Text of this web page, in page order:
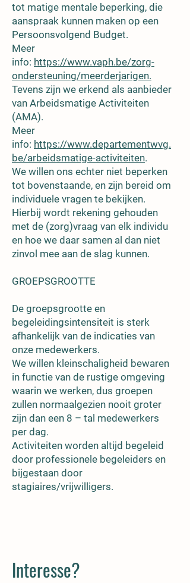
tot matige mentale beperking, die
aanspraak kunnen maken op een
Persoonsvolgend Budget.
Meer
info: https://www.vaph.be/zorg-
ondersteuning/meerderjarigen.
Tevens zijn we erkend als aanbieder
van Arbeidsmatige Activiteiten
(AMA).
Meer
info: https://www.departementwvg.
be/arbeidsmatige-activiteiten.
We willen ons echter niet beperken
tot bovenstaande, en zijn bereid om
individuele vragen te bekijken.
Hierbij wordt rekening gehouden
met de (zorg)vraag van elk individu
en hoe we daar samen al dan niet
zinvol mee aan de slag kunnen.
GROEPSGROOTTE
De groepsgrootte en
begeleidingsintensiteit is sterk
afhankelijk van de indicaties van
onze medewerkers.
We willen kleinschaligheid bewaren
in functie van de rustige omgeving
waarin we werken, dus groepen
zullen normaalgezien nooit groter
zijn dan een 8 – tal medewerkers
per dag.
Activiteiten worden altijd begeleid
door professionele begeleiders en
bijgestaan door
stagiaires/vrijwilligers.
Interesse?